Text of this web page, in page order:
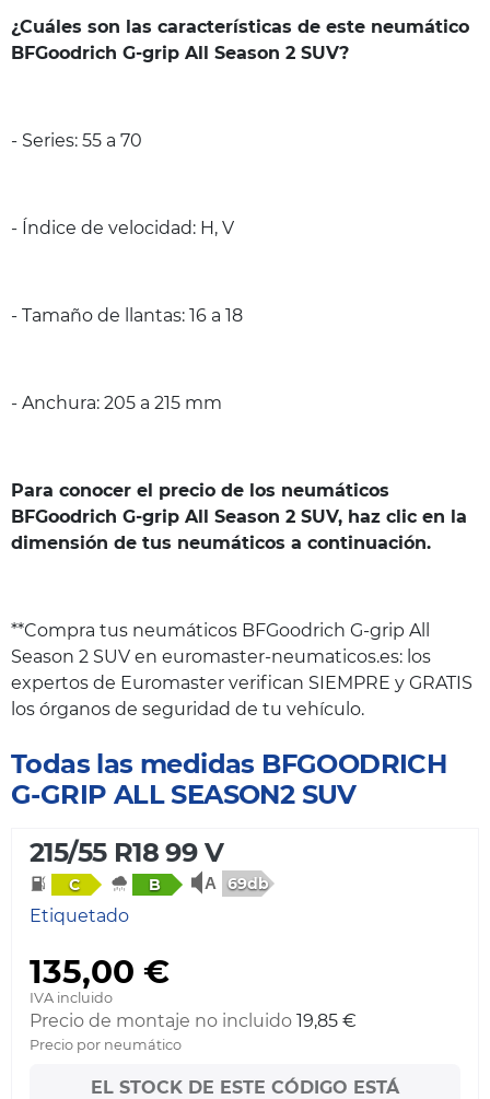
¿Cuáles son las características de este neumático
BFGoodrich G-grip All Season 2 SUV?
- Series: 55 a 70
- Índice de velocidad: H, V
- Tamaño de llantas: 16 a 18
- Anchura: 205 a 215 mm
Para conocer el precio de los neumáticos
BFGoodrich G-grip All Season 2 SUV, haz clic en la
dimensión de tus neumáticos a continuación.
**Compra tus neumáticos BFGoodrich G-grip All
Season 2 SUV en euromaster-neumaticos.es: los
expertos de Euromaster verifican SIEMPRE y GRATIS
los órganos de seguridad de tu vehículo.
Todas las medidas BFGOODRICH
G-GRIP ALL SEASON2 SUV
215/55 R18 99 V
C B 69db
Etiquetado
135,00 €
IVA incluido
Precio de montaje no incluido 19,85 €
Precio por neumático
EL STOCK DE ESTE CÓDIGO ESTÁ